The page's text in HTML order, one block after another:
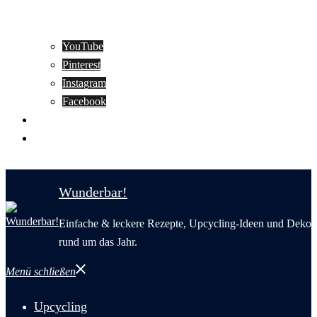
YouTube
Pinterest
Instagram
Facebook
Wunderbar!
Einfache & leckere Rezepte, Upcycling-Ideen und Deko
rund um das Jahr.
Menü schließen
Upcycling